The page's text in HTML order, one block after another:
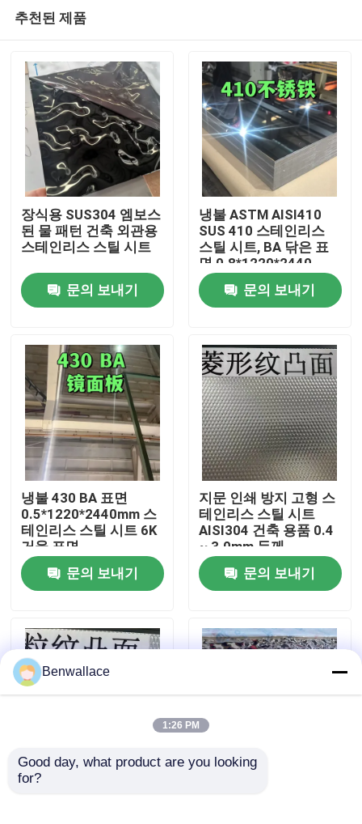
제품
비디오
우리 에 관한 것
공장 투어
저희와 연락
사건
추천된 제품
장식용 SUS304 엠보스
된 물 패턴 건축 외관용
스테인리스 스틸 시트
문의 보내기
냉불 ASTM AISI410
SUS 410 스테인리스
스틸 시트, BA 닦은 표
면 0.8*1220*2440
문의 보내기
냉불 430 BA 표면
0.5*1220*2440mm 스
테인리스 스틸 시트 6K
거울 표면
문의 보내기
지문 인쇄 방지 고형 스
테인리스 스틸 시트
AISI304 건축 용품 0.4
~ 3.0mm 두께
문의 보내기
우수한 내마모성과 장
Benwallace
1:26 PM
Good day, what product are you looking
for?